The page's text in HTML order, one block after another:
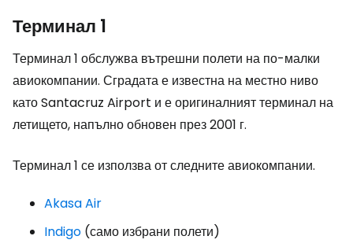
Терминал 1
Терминал 1 обслужва вътрешни полети на по-малки
авиокомпании. Сградата е известна на местно ниво
катоSantacruz Airport и е оригиналният терминал на
летището, напълно обновен през 2001 г.
Терминал 1 се използва от следните авиокомпании.
Akasa Air
Indigo (само избрани полети)